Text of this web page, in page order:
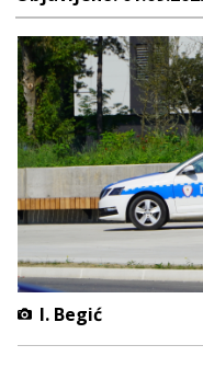
I. Begić